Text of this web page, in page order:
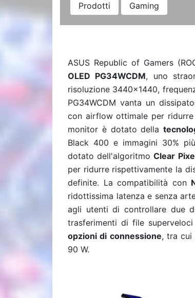
Prodotti Gaming
ASUS Republic of Gamers
OLED PG34WCDM, uno
risoluzione 3440x1440,
PG34WCDM vanta un
con airflow ottimale per
monitor è dotato della
Black 400 e immagini 30%
dotato dell'algoritmoClear
per ridurre rispettivamente la
definite. La compatibilità con
ridottissima latenza e senza
agli utenti di controllare due
trasferimenti di file
opzioni di connessione, tra cui
90 W.